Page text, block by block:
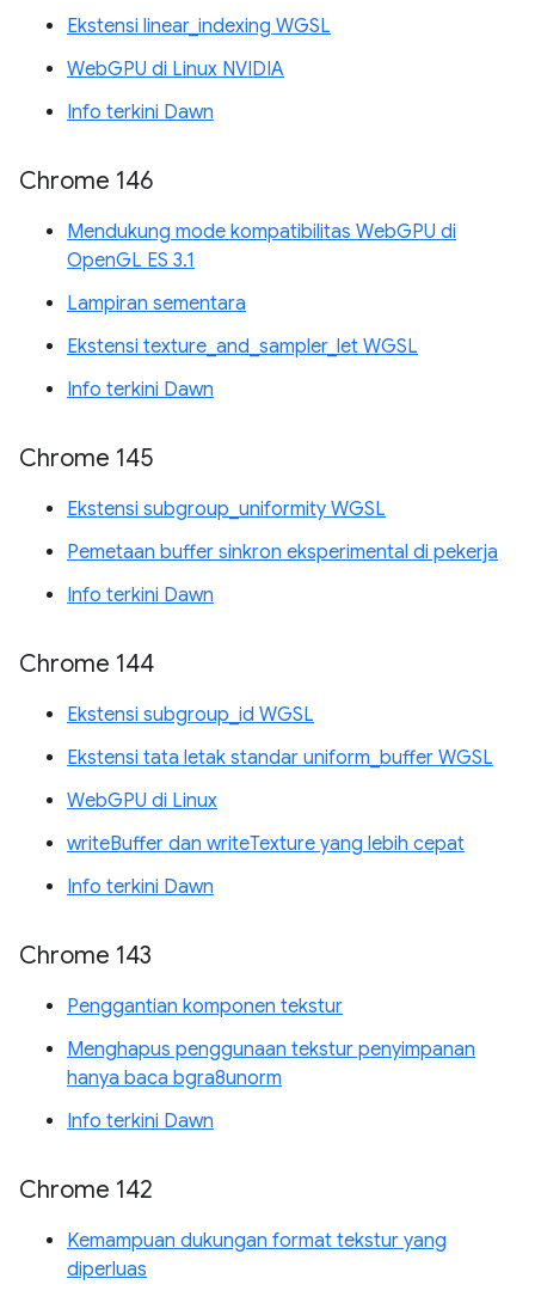
Ekstensi linear_indexing WGSL
WebGPU di Linux NVIDIA
Info terkini Dawn
Chrome 146
Mendukung mode kompatibilitas WebGPU di
OpenGL ES 3.1
Lampiran sementara
Ekstensi texture_and_sampler_let WGSL
Info terkini Dawn
Chrome 145
Ekstensi subgroup_uniformity WGSL
Pemetaan buffer sinkron eksperimental di pekerja
Info terkini Dawn
Chrome 144
Ekstensi subgroup_id WGSL
Ekstensi tata letak standar uniform_buffer WGSL
WebGPU di Linux
writeBuffer dan writeTexture yang lebih cepat
Info terkini Dawn
Chrome 143
Penggantian komponen tekstur
Menghapus penggunaan tekstur penyimpanan
hanya baca bgra8unorm
Info terkini Dawn
Chrome 142
Kemampuan dukungan format tekstur yang
diperluas